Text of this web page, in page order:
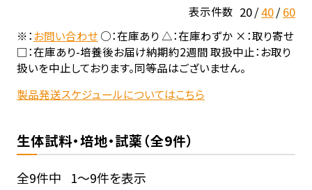
表示件数 20 40 60
※：お問い合わせ○：在庫あり △：在庫わずか ×：取り寄せ
□：在庫あり-培養後お届け納期約2週間 取扱中止：お取り
扱いを中止しております。同等品はございません。
製品発送スケジュールについてはこちら
生体試料・培地・試薬（全9件）
全9件中 1～9件を表示